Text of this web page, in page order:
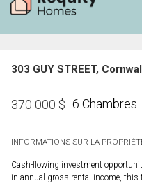
303 GUY STREET,
370 000 $ 6 Chambres
INFORMATIONS SUR LA
Cash-flowing investment
in annual gross rental income, this